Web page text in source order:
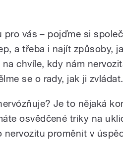
pro vás – pojďme si
a třeba i najít způsoby,
chvíle, kdy nám
se o rady, jak ji zvládat.
Je to nějaká
osvědčené triky na
nervozitu proměnit v